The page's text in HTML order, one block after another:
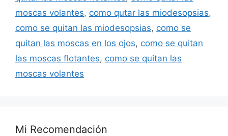
moscas volantes, como qutar las miodesopsias,
como se quitan las miodesopsias, como se
quitan las moscas en los ojos, como se quitan
las moscas flotantes, como se quitan las
moscas volantes
Mi Recomendación